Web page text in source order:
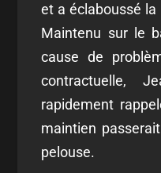
et a éclaboussé
Maintenu sur le
cause de
contractuelle,
rapidement
maintien
pelouse.